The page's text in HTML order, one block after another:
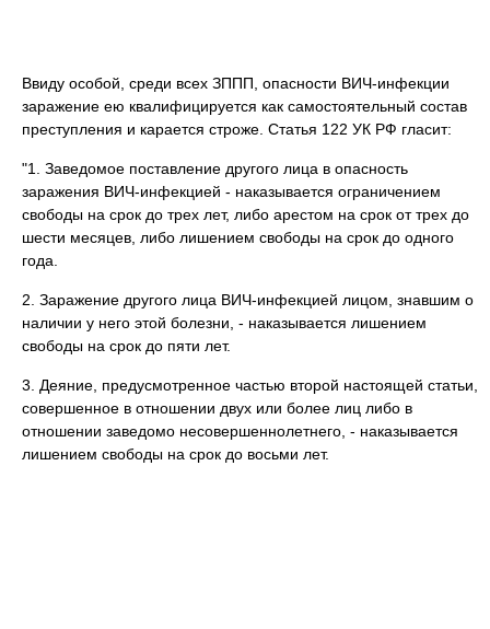
Ввиду особой, среди всех ЗППП, опасности ВИЧ-инфекции
заражение ею квалифицируется как самостоятельный состав
преступления и карается строже. Статья 122 УК РФ гласит:
"1. Заведомое поставление другого лица в опасность
заражения ВИЧ-инфекцией - наказывается ограничением
свободы на срок до трех лет, либо арестом на срок от трех до
шести месяцев, либо лишением свободы на срок до одного
года.
2. Заражение другого лица ВИЧ-инфекцией лицом, знавшим о
наличии у него этой болезни, - наказывается лишением
свободы на срок до пяти лет.
3. Деяние, предусмотренное частью второй настоящей статьи,
совершенное в отношении двух или более лиц либо в
отношении заведомо несовершеннолетнего, - наказывается
лишением свободы на срок до восьми лет.